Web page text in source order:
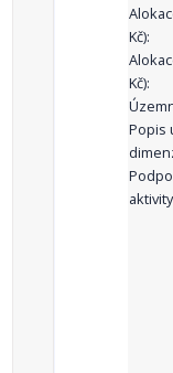
Kč):
Kč):
Popis